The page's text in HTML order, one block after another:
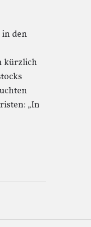
den
kürzlich
„In